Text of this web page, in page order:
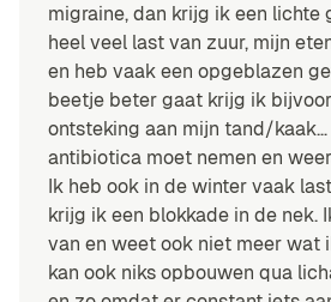
migraine, dan krijg ik een lichte
heel veel last van zuur, mijn
en heb vaak een opgeblazen
beetje beter gaat krijg ik
ontsteking aan mijn tand/
antibiotica moet nemen en
Ik heb ook in de winter vaak
krijg ik een blokkade in de nek.
van en weet ook niet meer wat
kan ook niks opbouwen qua